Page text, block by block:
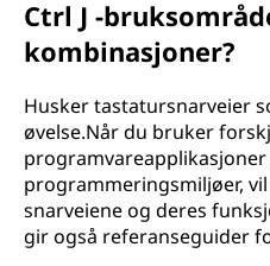
Ctrl J -
kombinasjoner?
Husker tastatursnarveier
øvelse.Når du bruker
programvareapplikasjoner
programmeringsmiljøer,
snarveiene og deres
gir også referanseguider